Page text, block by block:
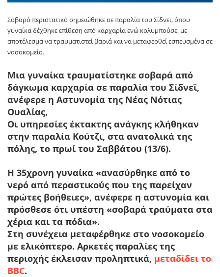
Σοβαρό περιστατικό σημειώθηκε σε παραλία τουΣίδνεϊ, όπου
γυναίκα δέχθηκε επίθεση από καρχαρία ενώ κολυμπούσε, με
αποτέλεσμα να τραυματιστεί βαριά και να μεταφερθεί εσπευσμένα σε
νοσοκομείο.
Μια γυναίκα τραυματίστηκε σοβαρά από
δάγκωμα καρχαρία σε παραλία του Σίδνεϊ,
ανέφερε η Αστυνομία της Νέας Νότιας
Ουαλίας,
Οι υπηρεσίες έκτακτης ανάγκης κλήθηκαν
στην παραλία Κούτζι, στα ανατολικά της
πόλης, το πρωί του Σαββάτου (13/6).
Η 35χρονη γυναίκα «ανασύρθηκε από το
νερό από περαστικούς που της παρείχαν
πρώτες βοήθειες», ανέφερε η αστυνομία και
πρόσθεσε ότι υπέστη «σοβαρά τραύματα στα
χέρια και τα πόδια».
Στη συνέχεια μεταφέρθηκε στο νοσοκομείο
με ελικόπτερο. Αρκετές παραλίες της
περιοχής έκλεισαν προληπτικά, μεταδίδει το
BBC.